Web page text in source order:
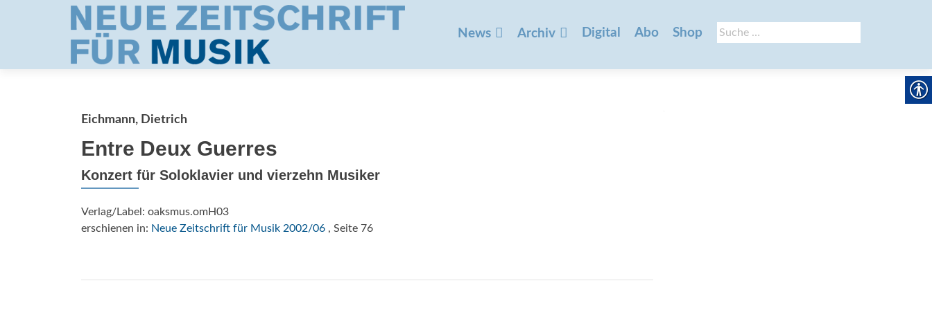
Suche
nach:
springen
News Archiv Digital Abo Shop
Eichmann, Dietrich
Entre Deux Guerres
Konzert für Soloklavier und vierzehn Musiker
Verlag/Label: oaksmus.omH03
erschienen in: Neue Zeitschrift für Musik 2002/06 , Seite 76